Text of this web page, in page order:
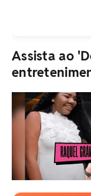
Assista ao